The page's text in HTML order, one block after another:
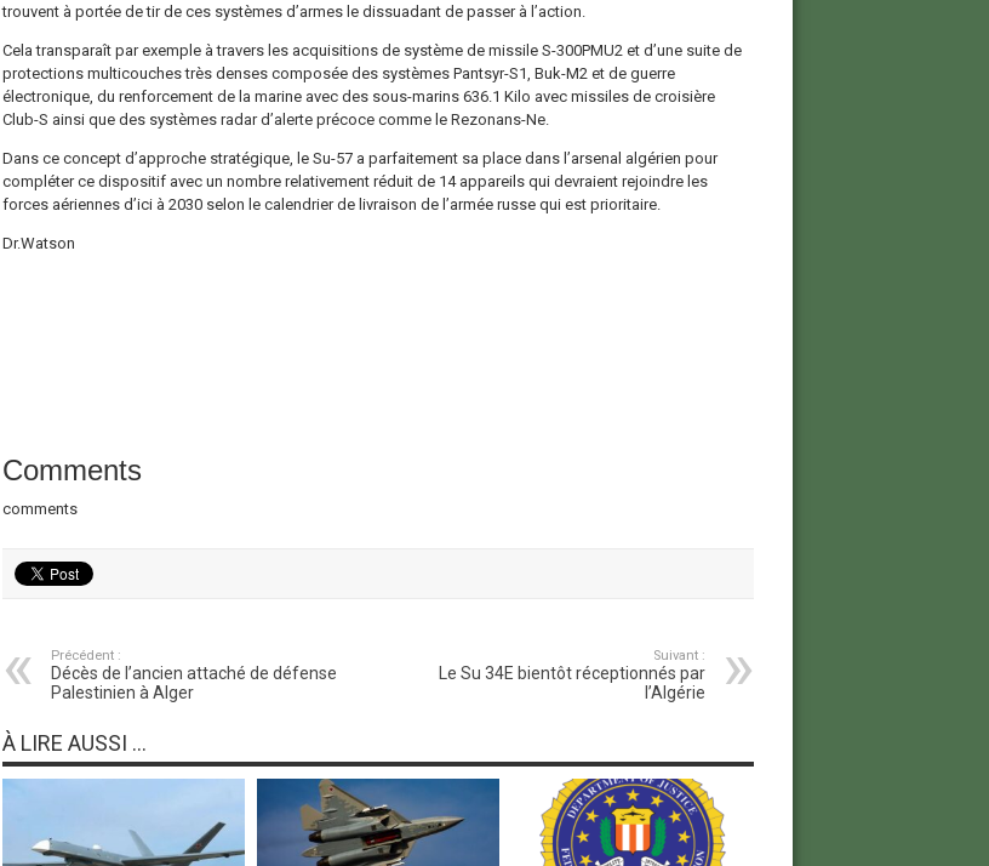
trouvent à portée de tir de ces systèmes d’armes le dissuadant de passer à l’action.
Cela transparaît par exemple à travers les acquisitions de système de missile S-300PMU2 et d’une suite de
protections multicouches très denses composée des systèmes Pantsyr-S1, Buk-M2 et de guerre
électronique, du renforcement de la marine avec des sous-marins 636.1 Kilo avec missiles de croisière
Club-S ainsi que des systèmes radar d’alerte précoce comme le Rezonans-Ne.
Dans ce concept d’approche stratégique, le Su-57 a parfaitement sa place dans l’arsenal algérien pour
compléter ce dispositif avec un nombre relativement réduit de 14 appareils qui devraient rejoindre les
forces aériennes d’ici à 2030 selon le calendrier de livraison de l’armée russe qui est prioritaire.
Dr.Watson
Comments
comments
Précédent :
Décès de l’ancien attaché de défense
Palestinien à Alger
Suivant :
Le Su 34E bientôt réceptionnés par
l’Algérie
À LIRE AUSSI ...